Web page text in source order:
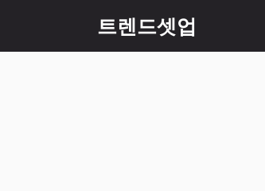
츠
트렌드셋업